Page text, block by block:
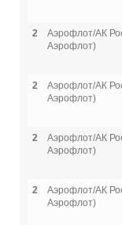
2
Аэрофлот/АК
Аэрофлот)
2
Аэрофлот/АК
Аэрофлот)
2
Аэрофлот/АК
Аэрофлот)
2
Аэрофлот/АК
Аэрофлот)